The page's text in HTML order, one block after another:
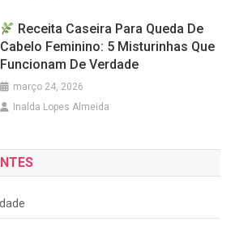
Receita Caseira Para Queda De
Cabelo Feminino: 5 Misturinhas Que
Funcionam De Verdade
março 24, 2026
Inalda Lopes Almeida